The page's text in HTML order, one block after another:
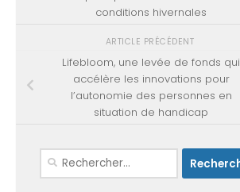
conditions hivernales
ARTICLE PRÉCÉDENT
Lifebloom, une levée de fonds qui
accélère les innovations pour
l’autonomie des personnes en
situation de handicap
Rechercher :